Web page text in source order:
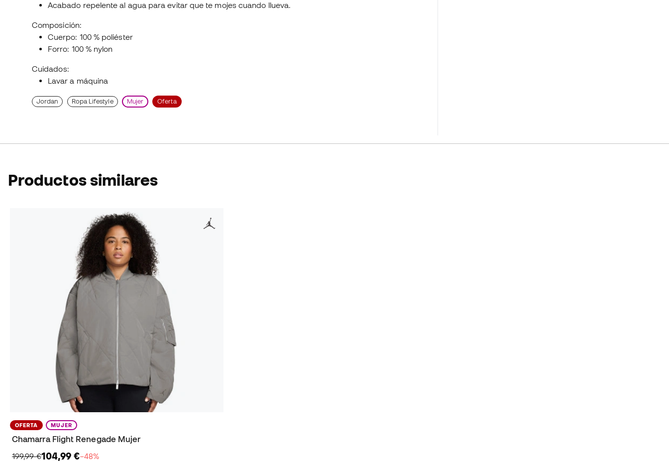
Acabado repelente al agua para evitar que te mojes cuando llueva.
Composición:
Cuerpo: 100 % poliéster
Forro: 100 % nylon
Cuidados:
Lavar a máquina
Jordan Ropa Lifestyle Mujer Oferta
Productos similares
OFERTA MUJER
Chamarra Flight Renegade Mujer
199,99 €104,99 €−48%